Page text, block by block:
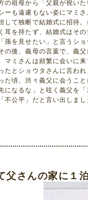
の祖母から「父親が祝い
ーも遠慮もない姿にマミ
して独断で結婚式に招待
耳を持たず、結婚式はそ
孫を見せたい」と言うシ
の後、義母の言葉で、義
マミさんは頻繁に会いに
たとショウタさんに言わ
た頃、渋々義父に会うこ
になるな」と呟く義父を
不公平」だと言い出しま
父さんの家に１